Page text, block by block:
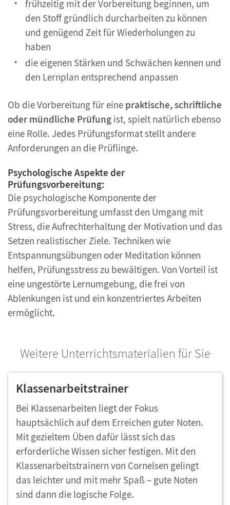
frühzeitig mit der Vorbereitung beginnen, um
den Stoff gründlich durcharbeiten zu können
und genügend Zeit für Wiederholungen zu
haben
die eigenen Stärken und Schwächen kennen und
den Lernplan entsprechend anpassen
Ob die Vorbereitung für eine praktische, schriftliche
oder mündliche Prüfung ist, spielt natürlich ebenso
eine Rolle. Jedes Prüfungsformat stellt andere
Anforderungen an die Prüflinge.
Psychologische Aspekte der
Prüfungsvorbereitung:
Die psychologische Komponente der
Prüfungsvorbereitung umfasst den Umgang mit
Stress, die Aufrechterhaltung der Motivation und das
Setzen realistischer Ziele. Techniken wie
Entspannungsübungen oder Meditation können
helfen, Prüfungsstress zu bewältigen. Von Vorteil ist
eine ungestörte Lernumgebung, die frei von
Ablenkungen ist und ein konzentriertes Arbeiten
ermöglicht.
Weitere Unterrichtsmaterialien für Sie
Klassenarbeitstrainer
Bei Klassenarbeiten liegt der Fokus
hauptsächlich auf dem Erreichen guter Noten.
Mit gezieltem Üben dafür lässt sich das
erforderliche Wissen sicher festigen. Mit den
Klassenarbeitstrainern von Cornelsen gelingt
das leichter und mit mehr Spaß – gute Noten
sind dann die logische Folge.